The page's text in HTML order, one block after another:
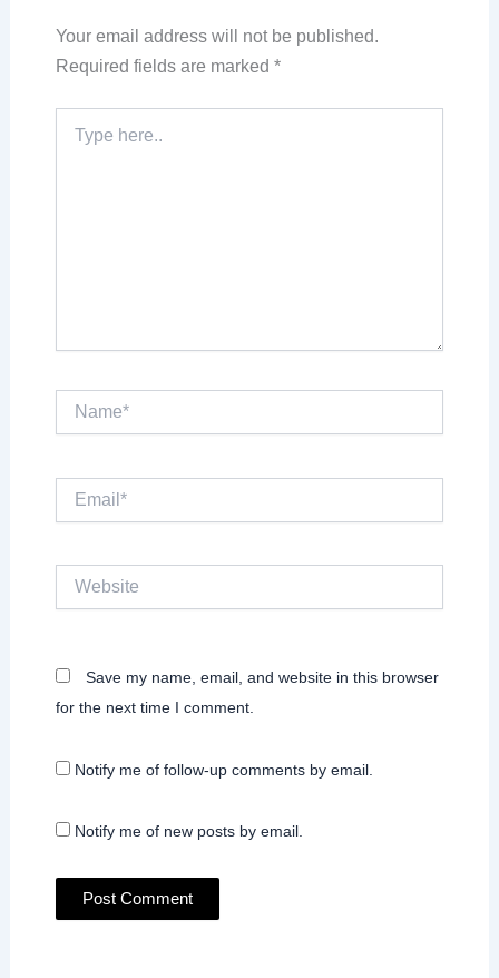
Your email address will not be published.
Required fields are marked *
here..
Website
Save my name, email, and website in this browser
for the next time I comment.
Notify me of follow-up comments by email.
Notify me of new posts by email.